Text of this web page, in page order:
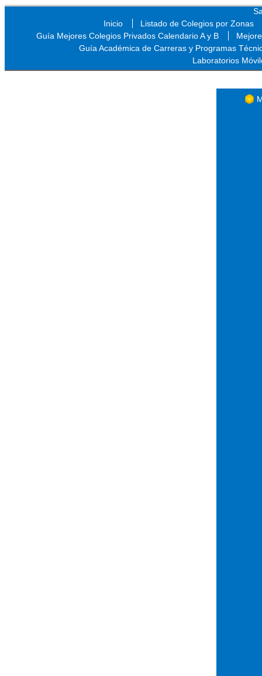
Inicio
Listado de Colegios por Zonas
Guía Mejores Colegios Privados Calendario A y B
Guía Académica de Carreras y Programas
Laboratorios